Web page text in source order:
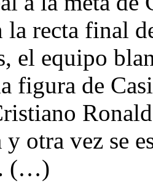
la recta final
el equipo
figura de
y otra vez se
(…)